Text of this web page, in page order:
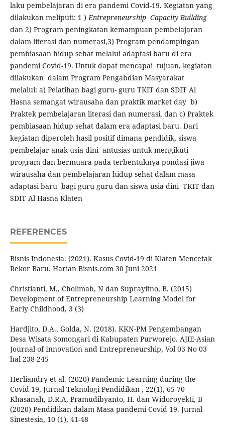
laku pembelajaran di era pandemi Covid-19. Kegiatan yang
dilakukan meliputi: 1 )Entrepreneurship Capacity Building
dan 2) Program peningkatan kemampuan pembelajaran
dalam literasi dan numerasi,3) Program pendampingan
pembiasaan hidup sehat melalui adaptasi baru di era
pandemi Covid-19. Untuk dapat mencapai tujuan, kegiatan
dilakukan dalam Program Pengabdian Masyarakat
melalui: a) Pelatihan bagi guru- guru TKIT dan SDIT Al
Hasna semangat wirausaha dan praktik market day b)
Praktek pembelajaran literasi dan numerasi, dan c) Praktek
pembiasaan hidup sehat dalam era adaptasi baru. Dari
kegiatan diperoleh hasil positif dimana pendidik, siswa
pembelajar anak usia dini antusias untuk mengikuti
program dan bermuara pada terbentuknya pondasi jiwa
wirausaha dan pembelajaran hidup sehat dalam masa
adaptasi baru bagi guru guru dan siswa usia dini TKIT dan
SDIT Al Hasna Klaten
REFERENCES
Bisnis Indonesia. (2021). Kasus Covid-19 di Klaten Mencetak
Rekor Baru. Harian Bisnis.com 30 Juni 2021
Christianti, M., Cholimah, N dan Suprayitno, B. (2015)
Development of Entrepreneurship Learning Model for
Early Childhood, 3 (3)
Hardjito, D.A., Golda, N. (2018). KKN-PM Pengembangan
Desa Wisata Somongari di Kabupaten Purworejo. AJIE-Asian
Journal of Innovation and Entrepreneurship, Vol 03 No 03
hal 238-245
Herliandry et al. (2020) Pandemic Learning during the
Covid-19, Jurnal Teknologi Pendidikan , 22(1), 65-70
Khasanah, D.R.A, Pramudibyanto, H. dan Widoroyekti, B
(2020) Pendidikan dalam Masa pandemi Covid 19. Jurnal
Sinestesia, 10 (1), 41-48